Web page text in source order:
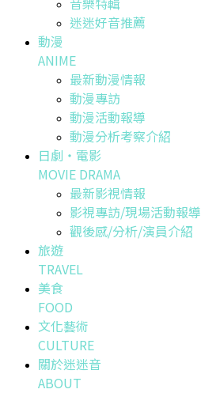
迷迷好音推薦
動漫
ANIME
最新動漫情報
動漫專訪
動漫活動報導
動漫分析考察介紹
日劇・電影
MOVIE DRAMA
最新影視情報
影視專訪/現場活動報導
觀後感/分析/演員介紹
旅遊
TRAVEL
美食
FOOD
文化藝術
CULTURE
關於迷迷音
ABOUT